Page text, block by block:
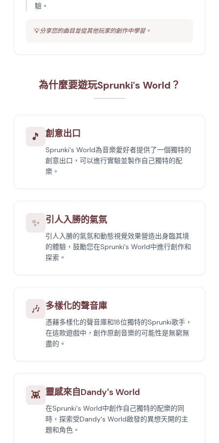
驗。
💡分享您的曲目並從其他玩家的創作中學習。
為什麼要遊玩Sprunki's World？
🎵 創意出口
Sprunki's World為音樂愛好者提供了一個獨特的
創意出口，可以進行實驗並製作自己獨特的配
樂。
✨ 引人入勝的氣氛
引人入勝的氣氛和動態視覺效果營造出身臨其境
的體驗，鼓勵您在Sprunki's World中進行創作和
探索。
🎶 多樣化的聲音庫
憑藉多樣化的聲音庫和18位獨特的Sprunki歌手，
在這款遊戲中，創作原創音樂的可能性是無窮無
盡的。
👾 靈感來自Dandy's World
在Sprunki's World中創作自己獨特的配樂的同
時，探索受Dandy's World啟發的異想天開的主
題和角色。